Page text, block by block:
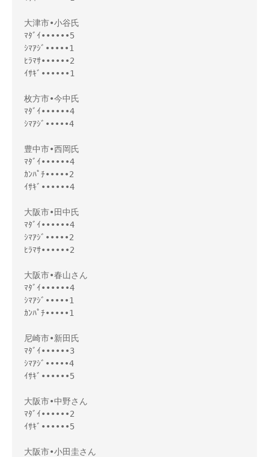
大津市•小谷氏
ﾏﾀﾞｲ••••••5
ｼﾏｱｼﾞ•••••1
ﾋﾗﾏｻ••••••2
ｲｻｷﾞ••••••1
枚方市•今中氏
ﾏﾀﾞｲ••••••4
ｼﾏｱｼﾞ•••••4
豊中市•西岡氏
ﾏﾀﾞｲ••••••4
ｶﾝﾊﾟﾁ•••••2
ｲｻｷﾞ••••••4
大阪市•田中氏
ﾏﾀﾞｲ••••••4
ｼﾏｱｼﾞ•••••2
ﾋﾗﾏｻ••••••2
大阪市•春山さん
ﾏﾀﾞｲ••••••4
ｼﾏｱｼﾞ•••••1
ｶﾝﾊﾟﾁ•••••1
尼崎市•新田氏
ﾏﾀﾞｲ••••••3
ｼﾏｱｼﾞ•••••4
ｲｻｷﾞ••••••5
大阪市•中野さん
ﾏﾀﾞｲ••••••2
ｲｻｷﾞ••••••5
大阪市•小田圭さん